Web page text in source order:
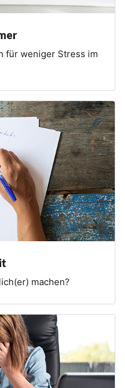
für weniger Stress im
machen?